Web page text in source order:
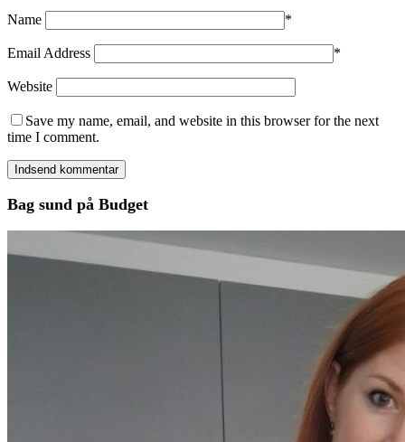
Name *
Email Address *
Website
Save my name, email, and website in this browser for the next
time I comment.
Bag sund på Budget